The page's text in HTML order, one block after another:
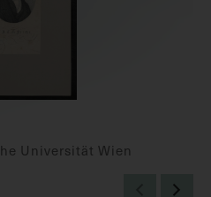
Universität Wien